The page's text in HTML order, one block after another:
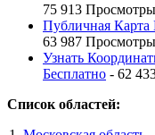
75 913 Просмотры
Публичная Карта
63 987 Просмотры
Узнать
Бесплатно - 62
Список областей: